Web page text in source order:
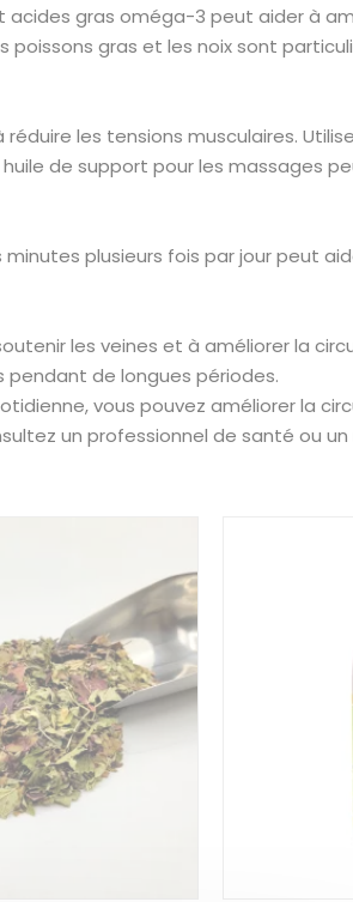
gras oméga-3 peut aider à
poissons gras et les noix sont
les tensions musculaires.
de support pour les massages
plusieurs fois par jour peut
les veines et à améliorer la
de longues périodes.
vous pouvez améliorer la
un professionnel de santé ou